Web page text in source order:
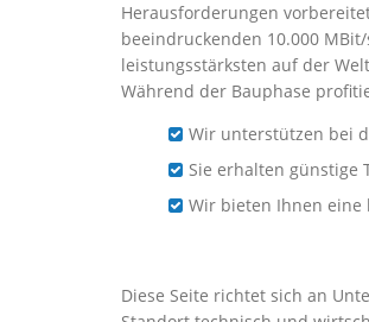
Herausforderungen
beeindruckenden 10.000
leistungsstärksten auf der
Während der Bauphase
Wir unterstützen bei
Sie erhalten günstige
Wir bieten Ihnen eine
Diese Seite richtet sich an